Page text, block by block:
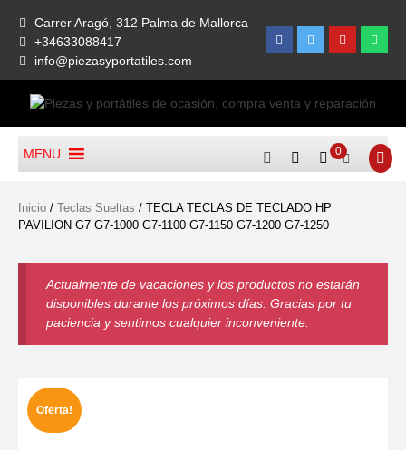
content
Carrer Aragó, 312 Palma de Mallorca
+34633088417
info@piezasyportatiles.com
Facebook
TwitterYoutube
Piezas Y Portátiles De
Ocasión, Compra Venta Y
Reparación
Teclados, Baterías, Carcasas, Placas, Gráficas, Procesadores,
MENU 0
Inicio / Teclas Sueltas / TECLA TECLAS DE TECLADO HP
PAVILION G7 G7-1000 G7-1100 G7-1150 G7-1200 G7-1250
Actualmente de vacaciones y los productos no estarán
disponibles durante los próximos días. Gracias por tu
paciencia y sentimos cualquier inconveniente.
Oferta!